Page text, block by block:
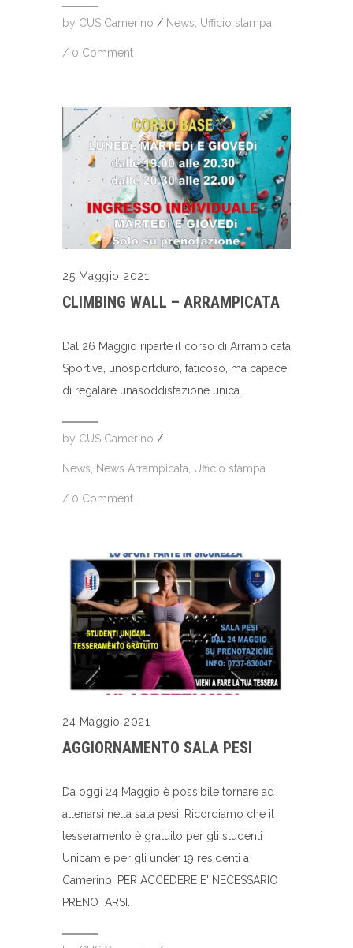
by CUS Camerino / News, Ufficio stampa
/ 0 Comment
25 Maggio 2021
CLIMBING WALL – ARRAMPICATA
Dal 26 Maggio riparte il corso di Arrampicata
Sportiva, unosportduro, faticoso, ma capace
di regalare unasoddisfazione unica.
by CUS Camerino /
News, News Arrampicata, Ufficio stampa
/ 0 Comment
24 Maggio 2021
AGGIORNAMENTO SALA PESI
Da oggi 24 Maggio è possibile tornare ad
allenarsi nella sala pesi. Ricordiamo che il
tesseramento è gratuito per gli studenti
Unicam e per gli under 19 residenti a
Camerino. PER ACCEDERE E' NECESSARIO
PRENOTARSI.